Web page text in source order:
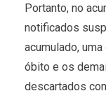
Portanto, no
notificados
acumulado,
óbito e os
descartados